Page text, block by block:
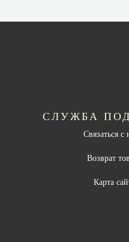
СЛУЖБА
Связаться с
Возврат
Карта